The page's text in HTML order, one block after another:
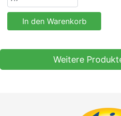
In den Warenkorb
Weitere